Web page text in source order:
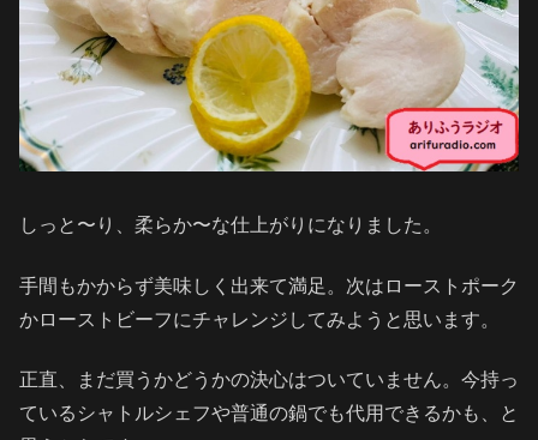
しっと〜り、柔らか〜な仕上がりになりました。
手間もかからず美味しく出来て満足。次はローストポーク
かローストビーフにチャレンジしてみようと思います。
正直、まだ買うかどうかの決心はついていません。今持っ
ているシャトルシェフや普通の鍋でも代用できるかも、と